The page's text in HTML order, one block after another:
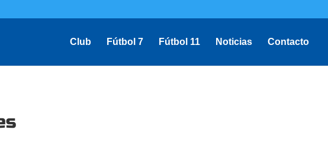
Club Fútbol 7 Fútbol 11 Noticias Contacto